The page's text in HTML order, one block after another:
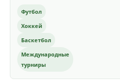
Футбол
Хоккей
Баскетбол
Международные
турниры